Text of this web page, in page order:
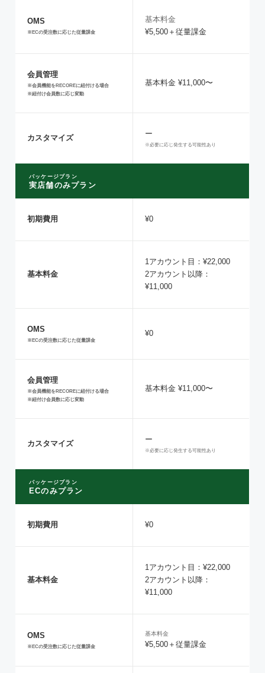
OMS
※ECの受注数に応じた従量課金
基本料金
¥5,500＋従量課金
会員管理
※会員機能をRECOREに紐付ける場合
※紐付け会員数に応じ変動
基本料金 ¥11,000〜
カスタマイズ ー
※必要に応じ発生する可能性あり
パッケージプラン
実店舗のみプラン
初期費用 ¥0
基本料金
1アカウント目：¥22,000
2アカウント以降：
¥11,000
OMS
※ECの受注数に応じた従量課金
¥0
会員管理
※会員機能をRECOREに紐付ける場合
※紐付け会員数に応じ変動
基本料金 ¥11,000〜
カスタマイズ ー
※必要に応じ発生する可能性あり
パッケージプラン
ECのみプラン
初期費用 ¥0
基本料金
1アカウント目：¥22,000
2アカウント以降：
¥11,000
OMS
※ECの受注数に応じた従量課金
基本料金
¥5,500＋従量課金